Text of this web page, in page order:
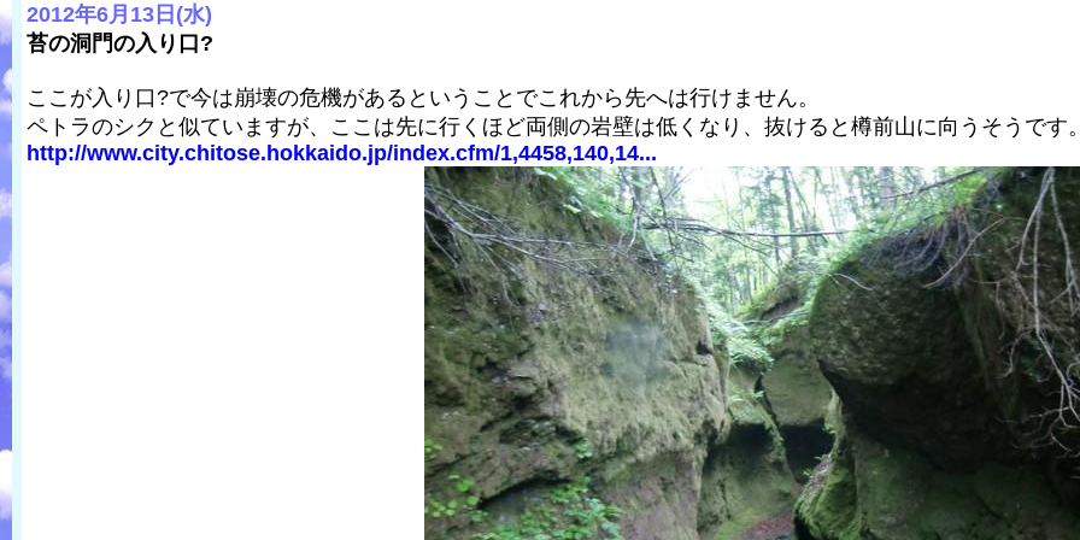
2012年6月13日(水)
苔の洞門の入り口?
ここが入り口?で今は崩壊の危機があるということでこれから先へは行けません。
ペトラのシクと似ていますが、ここは先に行くほど両側の岩壁は低くなり、抜けると樽前山に向うそうです
http://www.city.chitose.hokkaido.jp/index.cfm/1,4458,140,14...